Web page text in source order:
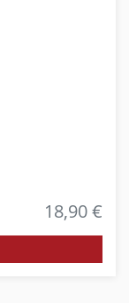
18,90 €